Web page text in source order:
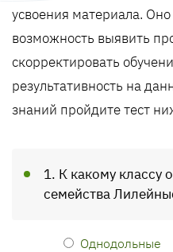
усвоения материала.
возможность выявить
скорректировать
результативность на
знаний пройдите тест
1. К какому классу
семейства
Однодольные